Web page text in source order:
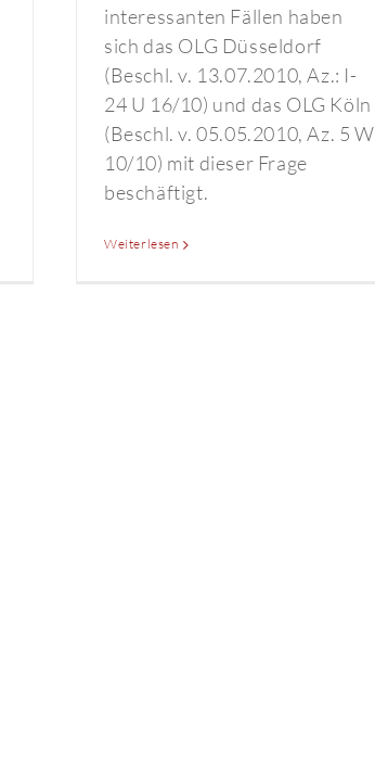
interessanten Fällen haben
sich das OLG Düsseldorf
(Beschl. v. 13.07.2010, Az.: I-
24 U 16/10) und das OLG Köln
(Beschl. v. 05.05.2010, Az. 5 W
10/10) mit dieser Frage
beschäftigt.
Weiterlesen